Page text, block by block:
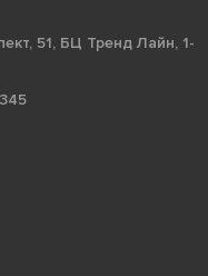
51, БЦ Тренд Лайн, 1-